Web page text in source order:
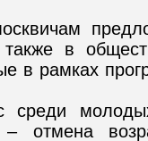
в
в рамках
среди
– отмена